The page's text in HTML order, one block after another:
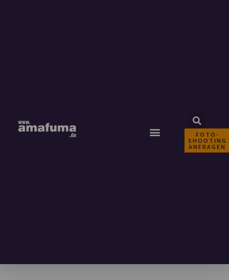
FOTO-
SHOOTING
ANFRAGEN